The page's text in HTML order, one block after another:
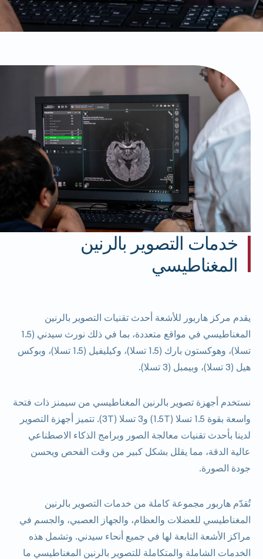
خدمات التصوير بالرنين
المغناطيسي
يقدم مركز هاربور للأشعة أحدث تقنيات التصوير بالرنين
المغناطيسي في مواقع متعددة، بما في ذلك نورث سيدني (1.5
تسلا)، وهوكستون بارك (1.5 تسلا)، وكيليفيل (1.5 تسلا)، وبوكس
هيل (3 تسلا)، وبيمبل (3 تسلا).
نستخدم أجهزة تصوير بالرنين المغناطيسي من سيمنز ذات فتحة
واسعة بقوة 1.5 تسلا (1.5T) و3 تسلا (3T). تتميز أجهزة التصوير
لدينا بأحدث تقنيات معالجة الصور وبرامج الذكاء الاصطناعي
عالية الدقة، مما يقلل بشكل كبير من وقت الفحص ويحسن
جودة الصورة.
تُقدّم هاربور مجموعة كاملة من خدمات التصوير بالرنين
المغناطيسي للعضلات والعظام، والجهاز العصبي، والجسم في
مراكز الأشعة التابعة لها في جميع أنحاء سيدني. وتشمل هذه
الخدمات الشاملة والمتكاملة للتصوير بالرنين المغناطيسي ما